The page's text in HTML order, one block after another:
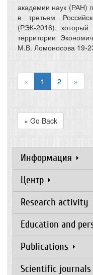
академии наук (РАН)
в третьем
(РЭК-2016),
территории
М.В. Ломоносова 19-
« 1 2 »
« Go Back
Информация
Центр
Research activity
Education and
Publications
Scientific journals